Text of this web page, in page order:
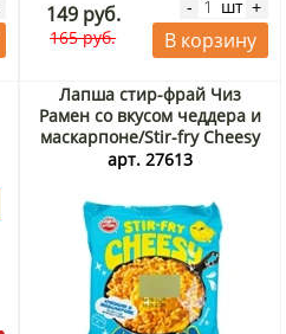
149 руб.
165 руб.
- шт +
В корзину
Лапша стир-фрай Чиз
Рамен со вкусом чеддера и
маскарпоне/Stir-fry Cheesy
Ramen Otoki Ottogi (Корея),
арт. 27613